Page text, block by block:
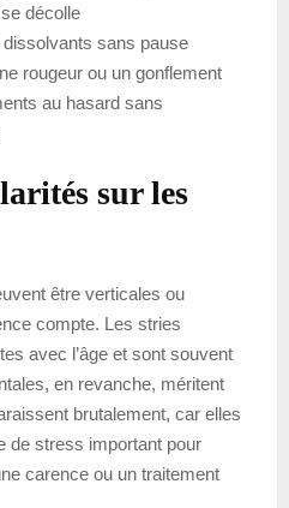
décolle
sans pause
rougeur ou un gonflement
au hasard sans
sur les
être verticales ou
compte. Les stries
avec l’âge et sont souvent
en revanche, méritent
brutalement, car elles
de stress important pour
carence ou un traitement